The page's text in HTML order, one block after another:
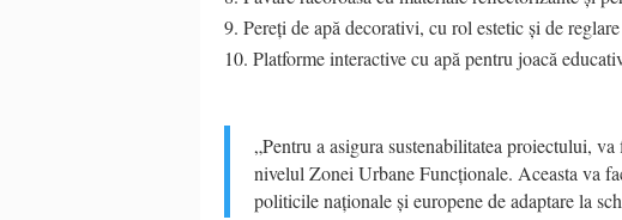
Pereți de apă decorativi, cu rol estetic și de
Platforme interactive cu apă pentru joacă
„Pentru a asigura sustenabilitatea proiectului,
nivelul Zonei Urbane Funcționale. Aceasta va
politicile naționale și europene de adaptare la